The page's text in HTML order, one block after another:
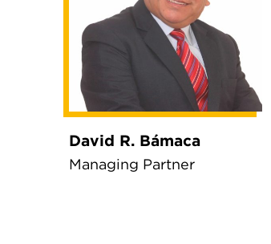
David R. Bámaca
Managing Partner